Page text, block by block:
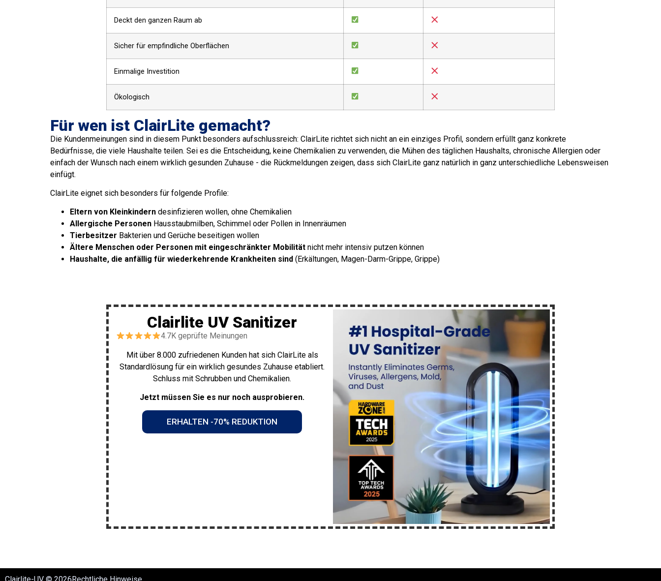
Deckt den ganzen Raum ab
Sicher für empfindliche Oberflächen
Einmalige Investition
Ökologisch
Für wen ist ClairLite gemacht?
Die Kundenmeinungen sind in diesem Punkt besonders aufschlussreich: ClairLite richtet sich nicht an ein einziges Profil, sondern erfüllt ganz konkrete
Bedürfnisse, die viele Haushalte teilen. Sei es die Entscheidung, keine Chemikalien zu verwenden, die Mühen des täglichen Haushalts, chronische Allergien oder
einfach der Wunsch nach einem wirklich gesunden Zuhause - die Rückmeldungen zeigen, dass sich ClairLite ganz natürlich in ganz unterschiedliche Lebensweisen
einfügt.
ClairLite eignet sich besonders für folgende Profile:
Eltern von Kleinkindern desinfizieren wollen, ohne Chemikalien
Allergische Personen Hausstaubmilben, Schimmel oder Pollen in Innenräumen
Tierbesitzer Bakterien und Gerüche beseitigen wollen
Ältere Menschen oder Personen mit eingeschränkter Mobilität nicht mehr intensiv putzen können
Haushalte, die anfällig für wiederkehrende Krankheiten sind (Erkältungen, Magen-Darm-Grippe, Grippe)
Clairlite UV Sanitizer
4.7K geprüfte Meinungen
Mit über 8.000 zufriedenen Kunden hat sich ClairLite als
Standardlösung für ein wirklich gesundes Zuhause etabliert.
Schluss mit Schrubben und Chemikalien.
Jetzt müssen Sie es nur noch ausprobieren.
ERHALTEN -70% REDUKTION
Clairlite-UV © 2026Rechtliche Hinweise